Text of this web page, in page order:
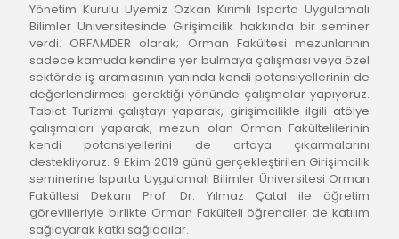
Yönetim Kurulu Üyemiz Özkan Kırımlı Isparta Uygulamalı
Bilimler Üniversitesinde Girişimcilik hakkında bir seminer
verdi. ORFAMDER olarak; Orman Fakültesi mezunlarının
sadece kamuda kendine yer bulmaya çalışması veya özel
sektörde iş aramasının yanında kendi potansiyellerinin de
değerlendirmesi gerektiği yönünde çalışmalar yapıyoruz.
Tabiat Turizmi çalıştayı yaparak, girişimcilikle ilgili atölye
çalışmaları yaparak, mezun olan Orman Fakültelilerinin
kendi potansiyellerini de ortaya çıkarmalarını
destekliyoruz. 9 Ekim 2019 günü gerçekleştirilen Girişimcilik
seminerine Isparta Uygulamalı Bilimler Üniversitesi Orman
Fakültesi Dekanı Prof. Dr. Yılmaz Çatal ile öğretim
görevlileriyle birlikte Orman Fakülteli öğrenciler de katılım
sağlayarak katkı sağladılar.